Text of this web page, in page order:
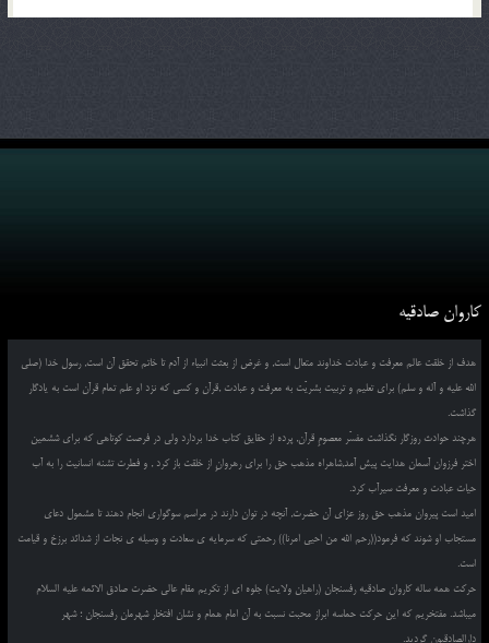
کاروان صادقیه
هدف از خلقت عالم معرفت و عبادت خداوند متعال است, و غرض از بعثت انبیاء از آدم تا خاتم تحقق آن است, رسول خدا (صلی
الله علیه و آله و سلم) برای تعلیم و تربیت بشریّت به معرفت و عبادت ,قرآن و کسی که نزد او علم تمام قرآن است به یادگار
گذاشت.
هرچند حوادث روزگار نگذاشت مفسّر معصومِ قرآن, پرده از حقایق کتاب خدا بردارد ولی در فرصت کوتاهی که برای ششمین
اختر فرزوان آسمان هدایت پیش آمد,شاهراه مذهب حق را برای رهروانِ از خلقت باز کرد , و فطرت تشنه انسانیت را به آب
حیات عبادت و معرفت سیرآب کرد.
امید است پیروان مذهب حق روز عزای آن حضرت, آنچه در توان دارند در مراسم سوگواری انجام دهند تا مشمول دعای
مستجاب او شوند که فرمود((رحم الله من احیی امرنا)) رحمتی که سرمایه ی سعادت و وسیله ی نجات از شدائد برزخ و قیامت
است.
حرکت همه ساله کاروان صادقیه رفسنجان (راهیان ولایت) جلوه ای از تکریم مقام عالی حضرت صادق الائمه علیه السلام
میباشد. مفتخریم که این حرکت حماسه ابراز محبت نسبت به آن امام همام و نشان افتخار شهرمان رفسنجان ؛ شهر
دارالصادقیون گردید.